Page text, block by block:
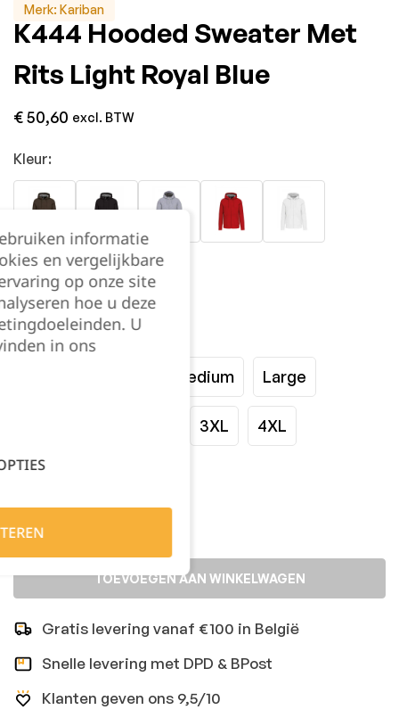
Merk: Kariban
K444 Hooded Sweater Met
Rits Light Royal Blue
€50,60 excl. BTW
Kleur:
Maat:
Medium Large
3XL 4XL
Kies je aantal:
TOEVOEGEN AAN WINKELWAGEN
Gratis levering vanaf €100 in België
Snelle levering met DPD & BPost
Klanten geven ons 9,5/10
informatie
en vergelijkbare
op onze site
hoe u deze
U
in ons